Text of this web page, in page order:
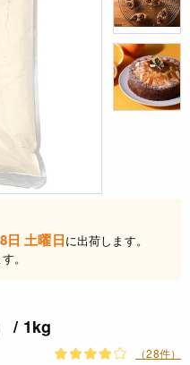
日 土曜日に出荷します。
。
/ 1kg
（28件）